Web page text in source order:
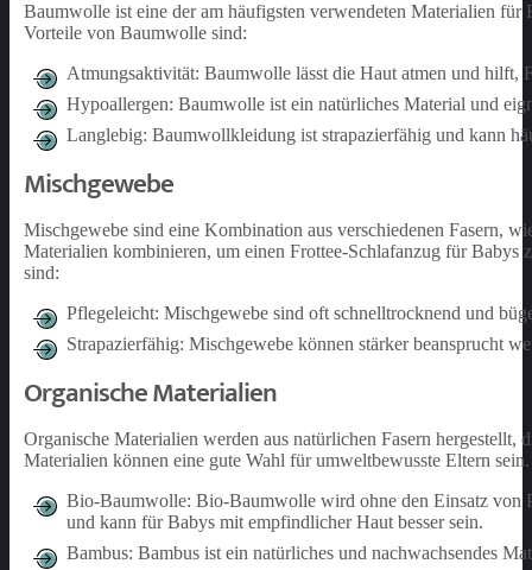
Baumwolle ist eine der am häufigsten verwendeten Materialien
Vorteile von Baumwolle sind:
Atmungsaktivität: Baumwolle lässt die Haut atmen und hilft,
Hypoallergen: Baumwolle ist ein natürliches Material und
Langlebig: Baumwollkleidung ist strapazierfähig und kann
Mischgewebe
Mischgewebe sind eine Kombination aus verschiedenen Fasern,
Materialien kombinieren, um einen Frottee-Schlafanzug für
sind:
Pflegeleicht: Mischgewebe sind oft schnelltrocknend und
Strapazierfähig: Mischgewebe können stärker beansprucht
Organische Materialien
Organische Materialien werden aus natürlichen Fasern
Materialien können eine gute Wahl für umweltbewusste Eltern
Bio-Baumwolle: Bio-Baumwolle wird ohne den Einsatz von
und kann für Babys mit empfindlicher Haut besser sein.
Bambus: Bambus ist ein natürliches und nachwachsendes